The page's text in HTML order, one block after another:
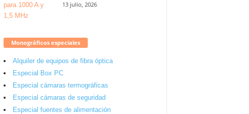
13 julio, 2026
Monográficos especiales
Alquiler de equipos de fibra óptica
Especial Box PC
Especial cámaras termográficas
Especial cámaras de seguridad
Especial fuentes de alimentación